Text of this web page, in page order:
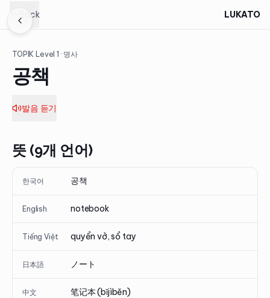
Back LUKATO
TOPIK Level1 · 명사
공책
발음 듣기
뜻 (9개 언어)
한국어 공책
English notebook
Tiếng Việt quyển vở, sổ tay
日本語 ノート
中文 笔记本 (bǐjìběn)